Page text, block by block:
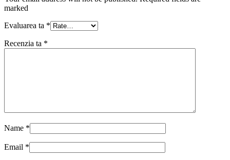
marked
Evaluarea ta *
Recenzia ta *
Name *
Email *